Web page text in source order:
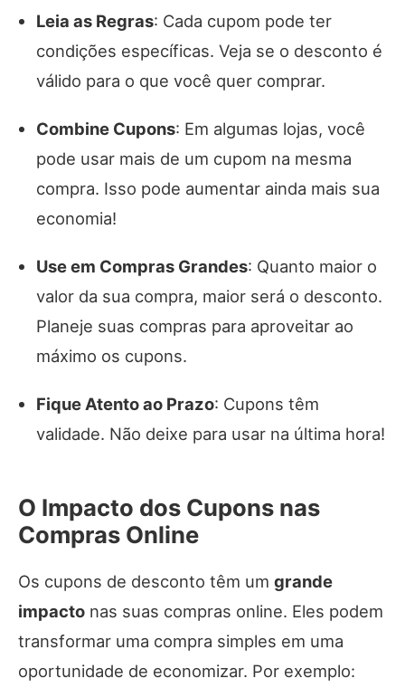
Leia as Regras: Cada cupom pode ter
condições específicas. Veja se o desconto é
válido para o que você quer comprar.
Combine Cupons: Em algumas lojas, você
pode usar mais de um cupom na mesma
compra. Isso pode aumentar ainda mais sua
economia!
Use em Compras Grandes: Quanto maior o
valor da sua compra, maior será o desconto.
Planeje suas compras para aproveitar ao
máximo os cupons.
Fique Atento ao Prazo: Cupons têm
validade. Não deixe para usar na última hora!
O Impacto dos Cupons nas
Compras Online
Os cupons de desconto têm um grande
impacto nas suas compras online. Eles podem
transformar uma compra simples em uma
oportunidade de economizar. Por exemplo: